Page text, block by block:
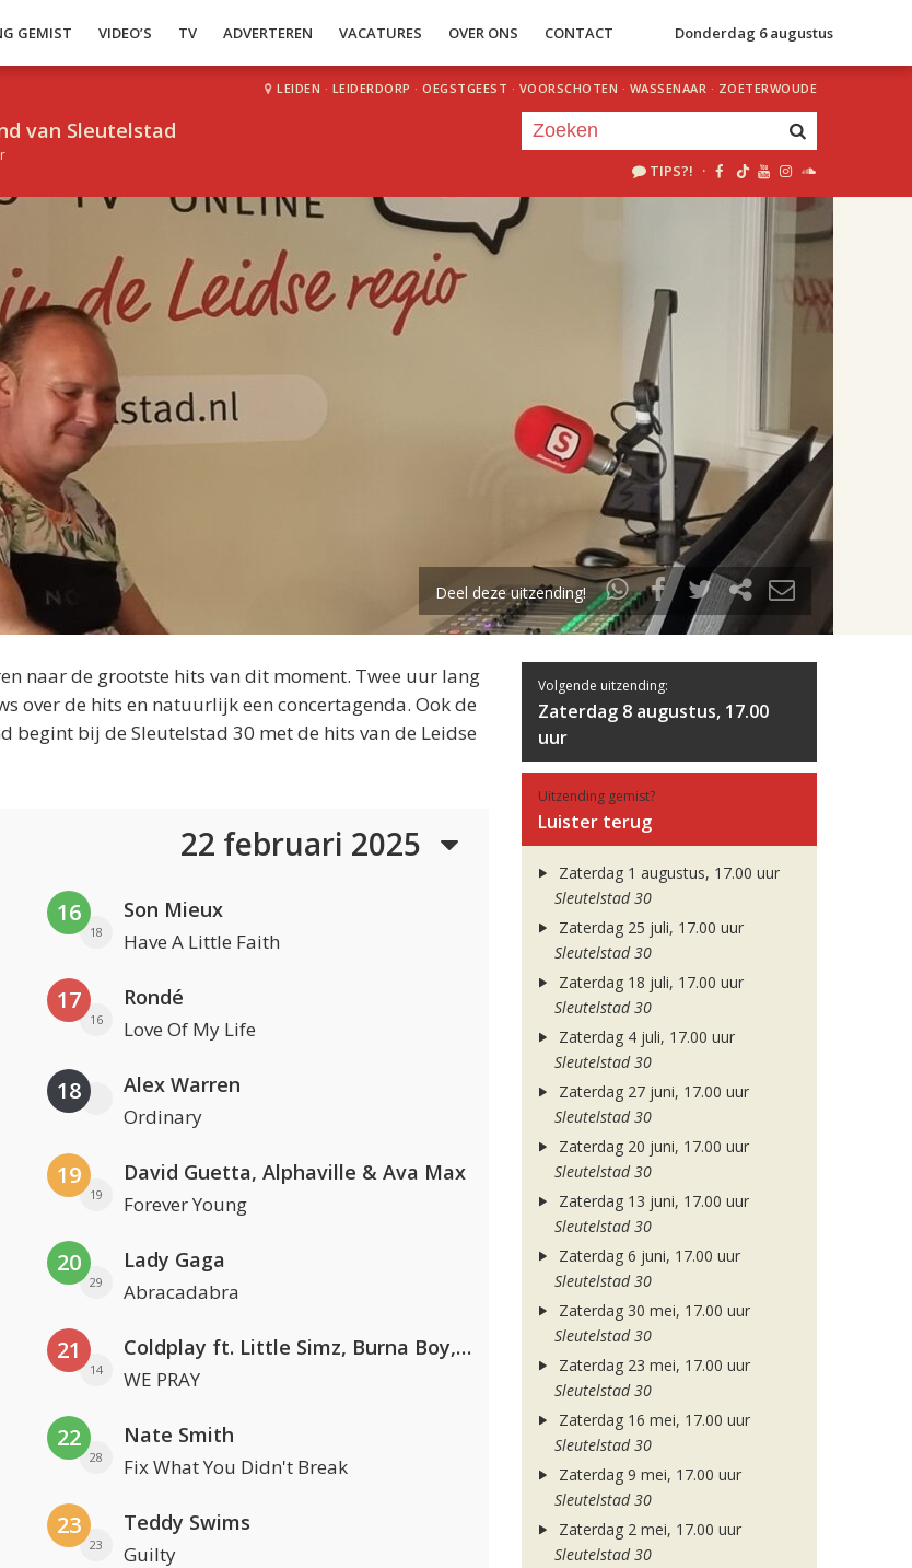
GEMIST VIDEO’S TV ADVERTEREN VACATURES OVER ONS CONTACT Donderdag 6 augustus
van Sleutelstad
LEIDEN · LEIDERDORP · OEGSTGEEST · VOORSCHOTEN · WASSENAAR · ZOETERWOUDE
TIPS?! ·
uur 1 van 2
Volgend uur
Deel deze uitzending!
naar de grootste hits van dit moment. Twee uur lang
over de hits en natuurlijk een concertagenda. Ook de
begint bij de Sleutelstad 30 met de hits van de Leidse
22 februari 2025
16
18
Son Mieux
Have A Little Faith
17
16
Rondé
Love Of My Life
18 Alex Warren
Ordinary
19
19
David Guetta, Alphaville & Ava Max
Forever Young
20
29
Lady Gaga
Abracadabra
21
14
Coldplay ft. Little Simz, Burna Boy, Elyanna & Tini
WE PRAY
22
28
Nate Smith
Fix What You Didn't Break
23
23
Teddy Swims
Guilty
Volgende uitzending:
Zaterdag 8 augustus, 17.00
uur
Uitzending gemist?
Luister terug
Zaterdag 1 augustus, 17.00 uur
Sleutelstad 30
Zaterdag 25 juli, 17.00 uur
Sleutelstad 30
Zaterdag 18 juli, 17.00 uur
Sleutelstad 30
Zaterdag 4 juli, 17.00 uur
Sleutelstad 30
Zaterdag 27 juni, 17.00 uur
Sleutelstad 30
Zaterdag 20 juni, 17.00 uur
Sleutelstad 30
Zaterdag 13 juni, 17.00 uur
Sleutelstad 30
Zaterdag 6 juni, 17.00 uur
Sleutelstad 30
Zaterdag 30 mei, 17.00 uur
Sleutelstad 30
Zaterdag 23 mei, 17.00 uur
Sleutelstad 30
Zaterdag 16 mei, 17.00 uur
Sleutelstad 30
Zaterdag 9 mei, 17.00 uur
Sleutelstad 30
Zaterdag 2 mei, 17.00 uur
Sleutelstad 30